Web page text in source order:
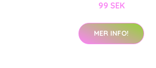
99 SEK
MER INFO!